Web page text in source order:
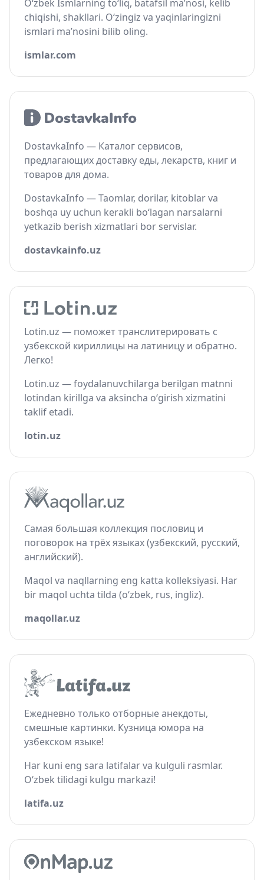
O‘zbek Ismlarning to‘liq, batafsil ma’nosi, kelib
chiqishi, shakllari. O‘zingiz va yaqinlaringizni
ismlari ma’nosini bilib oling.
ismlar.com
DostavkaInfo — Каталог сервисов,
предлагающих доставку еды, лекарств, книг и
товаров для дома.
DostavkaInfo — Taomlar, dorilar, kitoblar va
boshqa uy uchun kerakli bo‘lagan narsalarni
yetkazib berish xizmatlari bor servislar.
dostavkainfo.uz
Lotin.uz — поможет транслитерировать с
узбекской кириллицы на латиницу и обратно.
Легко!
Lotin.uz — foydalanuvchilarga berilgan matnni
lotindan kirillga va aksincha o‘girish xizmatini
taklif etadi.
lotin.uz
Самая большая коллекция пословиц и
поговорок на трёх языках (узбекский, русский,
английский).
Maqol va naqllarning eng katta kolleksiyasi. Har
bir maqol uchta tilda (o‘zbek, rus, ingliz).
maqollar.uz
Ежедневно только отборные анекдоты,
смешные картинки. Кузница юмора на
узбекском языке!
Har kuni eng sara latifalar va kulguli rasmlar.
O‘zbek tilidagi kulgu markazi!
latifa.uz